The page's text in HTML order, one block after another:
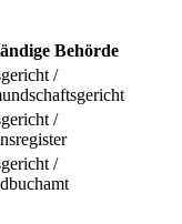
Behörde
/
/
/